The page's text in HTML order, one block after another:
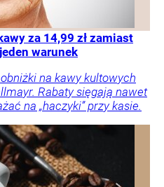
za 14,99 zł zamiast
warunek
na kawy kultowych
Rabaty sięgają nawet
na „haczyki” przy kasie.